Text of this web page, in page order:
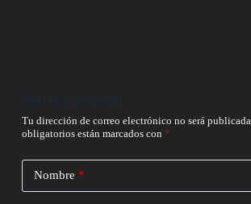
Deja un comentario
Tu dirección de correo electrónico no será publicada.
obligatorios están marcados con *
Nombre *